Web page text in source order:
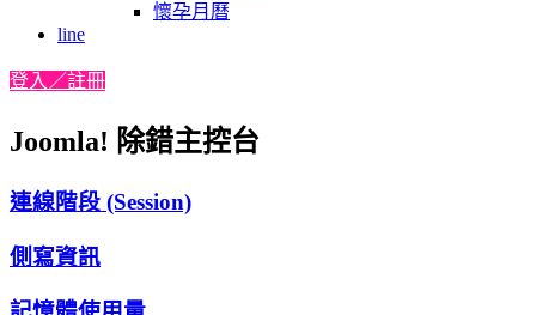
懷孕月曆
line
登入／註冊
Joomla! 除錯主控台
連線階段 (Session)
側寫資訊